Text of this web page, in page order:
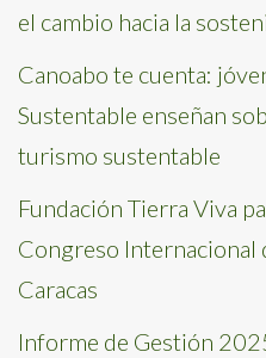
el cambio hacia la
Canoabo te cuenta:
Sustentable enseñan
turismo sustentable
Fundación Tierra Viva
Congreso Internacional
Caracas
Informe de Gestión